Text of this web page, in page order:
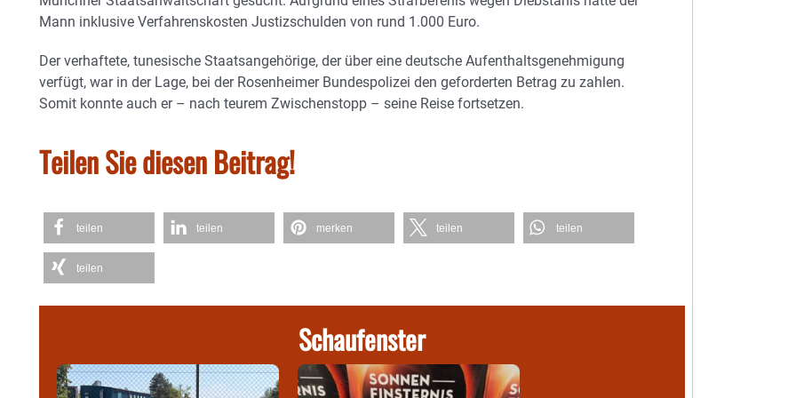
Mann inklusive Verfahrenskosten Justizschulden von rund 1.000 Euro.
Der verhaftete, tunesische Staatsangehörige, der über eine deutsche Aufenthaltsgenehmigung
verfügt, war in der Lage, bei der Rosenheimer Bundespolizei den geforderten Betrag zu zahlen.
Somit konnte auch er – nach teurem Zwischenstopp – seine Reise fortsetzen.
Teilen Sie diesen Beitrag!
teilen teilen merken teilen teilen
teilen
Schaufenster